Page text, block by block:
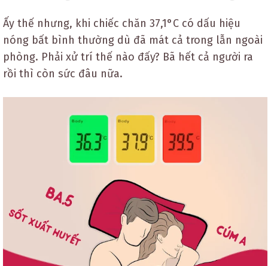
Ấy thế nhưng, khi chiếc chăn 37,1°C có dấu hiệu
nóng bất bình thường dù đã mát cả trong lẫn ngoài
phòng. Phải xử trí thế nào đấy? Bã hết cả người ra
rồi thì còn sức đâu nữa.